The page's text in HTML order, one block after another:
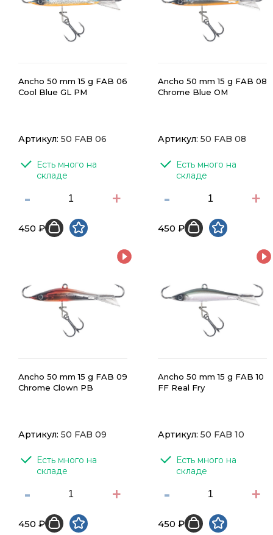
Ancho 50 mm 15 g FAB 06
Cool Blue GL PM
Артикул: 50 FAB 06
Есть много на
складе
- +
450 ₽
Ancho 50 mm 15 g FAB 08
Chrome Blue OM
Артикул: 50 FAB 08
Есть много на
складе
- +
450 ₽
Ancho 50 mm 15 g FAB 09
Chrome Clown PB
Артикул: 50 FAB 09
Есть много на
складе
- +
450 ₽
Ancho 50 mm 15 g FAB 10
FF Real Fry
Артикул: 50 FAB 10
Есть много на
складе
- +
450 ₽